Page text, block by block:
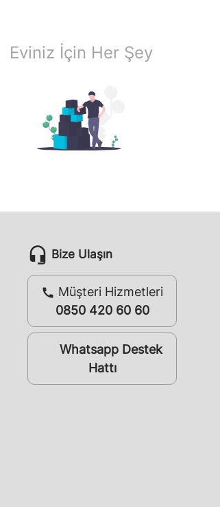
Eviniz İçin Her Şey
headset_mic Bize Ulaşın
call Müşteri Hizmetleri
0850 420 60 60
whatsappWhatsapp Destek
Hattı